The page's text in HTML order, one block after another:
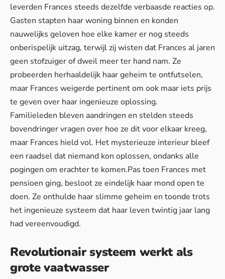
leverden Frances steeds dezelfde verbaasde reacties op.
Gasten stapten haar woning binnen en konden
nauwelijks geloven hoe elke kamer er nog steeds
onberispelijk uitzag, terwijl zij wisten dat Frances al jaren
geen stofzuiger of dweil meer ter hand nam. Ze
probeerden herhaaldelijk haar geheim te ontfutselen,
maar Frances weigerde pertinent om ook maar iets prijs
te geven over haar ingenieuze oplossing.
Familieleden bleven aandringen en stelden steeds
bovendringer vragen over hoe ze dit voor elkaar kreeg,
maar Frances hield vol. Het mysterieuze interieur bleef
een raadsel dat niemand kon oplossen, ondanks alle
pogingen om erachter te komen.Pas toen Frances met
pensioen ging, besloot ze eindelijk haar mond open te
doen. Ze onthulde haar slimme geheim en toonde trots
het ingenieuze systeem dat haar leven twintig jaar lang
had vereenvoudigd.
Revolutionair systeem werkt als
grote vaatwasser